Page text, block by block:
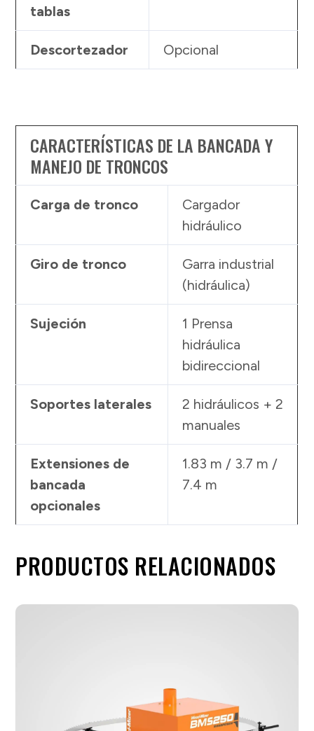
tablas
Descortezador Opcional
CARACTERÍSTICAS DE LA BANCADA Y
MANEJO DE TRONCOS
Carga de tronco
Cargador
hidráulico
Giro de tronco
Garra industrial
(hidráulica)
Sujeción
1 Prensa
hidráulica
bidireccional
Soportes laterales
2 hidráulicos + 2
manuales
Extensiones de
bancada
opcionales
1.83 m / 3.7 m /
7.4 m
PRODUCTOS RELACIONADOS